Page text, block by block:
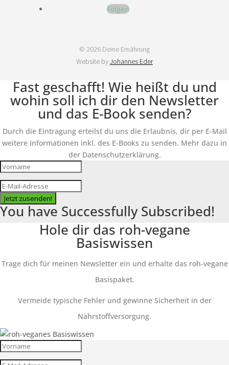
Folgen
© 2026 Deine Ernährung
Website byJohannes Eder
Fast geschafft! Wie heißt du und
wohin soll ich dir den Newsletter
und das E-Book senden?
Durch die Eintragung erteilst du uns die Erlaubnis, dir per E-Mail
weitere Informationen inkl. des E-Books zu senden. Mehr dazu in
der Datenschutzerklärung.
Jetzt zusenden!
You have Successfully Subscribed!
Hole dir das roh-vegane
Basiswissen
Trage dich für meinen Newsletter ein und erhalte das roh-vegane
Basispaket.
Vermeide typische Fehler und gewinne Sicherheit in der
Nährstoffversorgung.